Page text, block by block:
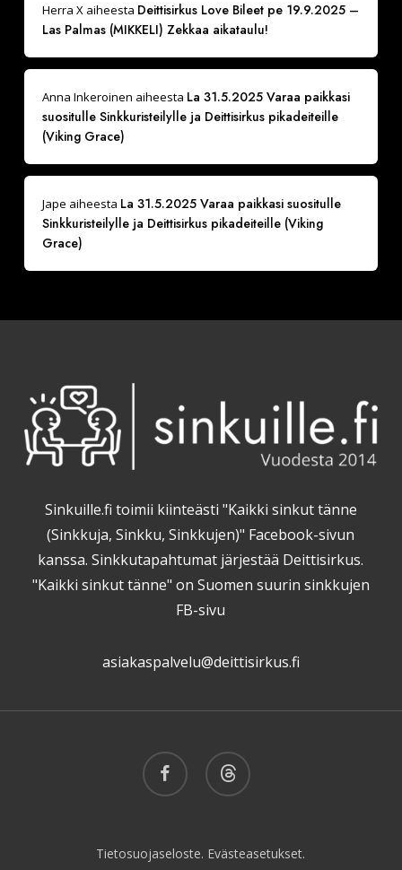
Herra Xaiheesta Deittisirkus Love Bileet pe 19.9.2025 –
Las Palmas (MIKKELI) Zekkaa aikataulu!
Anna Inkeroinen aiheesta La 31.5.2025 Varaa paikkasi
suositulle Sinkkuristeilylle ja Deittisirkus pikadeiteille
(Viking Grace)
Jape aiheesta La 31.5.2025 Varaa paikkasi suositulle
Sinkkuristeilylle ja Deittisirkus pikadeiteille (Viking
Grace)
Sinkuille.fi toimii kiinteästi "Kaikki sinkut tänne
(Sinkkuja, Sinkku, Sinkkujen)" Facebook-sivun
kanssa. Sinkkutapahtumat järjestää Deittisirkus.
"Kaikki sinkut tänne" on Suomen suurin sinkkujen
FB-sivu
asiakaspalvelu@deittisirkus.fi
facebook threads
Tietosuojaseloste. Evästeasetukset.